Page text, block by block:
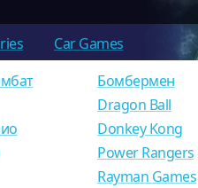
Car Games
Бомбермен
Dragon Ball
Donkey Kong
Power Rangers
Rayman Games